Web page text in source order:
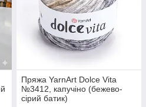
Пряжа YarnArt Dolce Vita
№3412, капучіно (бежево-
сірий батик)